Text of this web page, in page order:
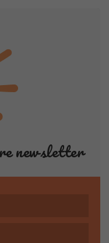
newsletter